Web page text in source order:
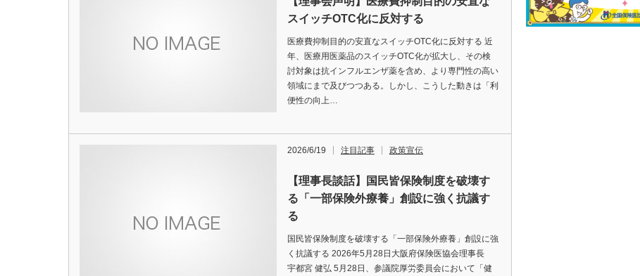
スイッチOTC化に反対する
医療費抑制目的の安直なスイッチOTC化に反対する 近
年、医療用医薬品のスイッチOTC化が拡大し、その検
討対象は抗インフルエンザ薬を含め、より専門性の高い
領域にまで及びつつある。しかし、こうした動きは「利
便性の向上…
2026/6/19 注目記事 政策宣伝
【理事長談話】国民皆保険制度を破壊す
る「一部保険外療養」創設に強く抗議す
る
国民皆保険制度を破壊する「一部保険外療養」創設に強
く抗議する 2026年5月28日大阪府保険医協会理事長
宇都宮 健弘 5月28日、参議院厚労委員会において「健